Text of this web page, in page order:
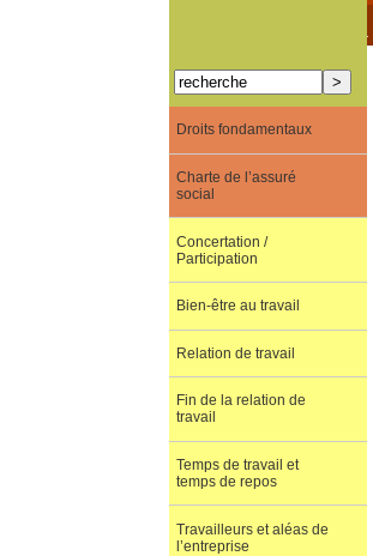
À propos de
Droits fondamentaux
Charte de l’assuré
social
Concertation /
Participation
Bien-être au travail
Relation de travail
Fin de la relation de
travail
Temps de travail et
temps de repos
Travailleurs et aléas de
l’entreprise